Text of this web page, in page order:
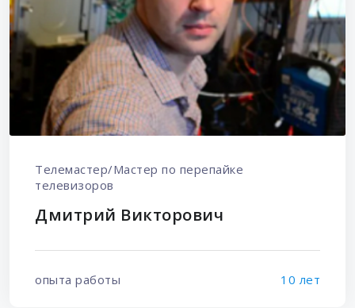
Телемастер/Мастер по перепайке
телевизоров
Дмитрий Викторович
опыта работы 10 лет